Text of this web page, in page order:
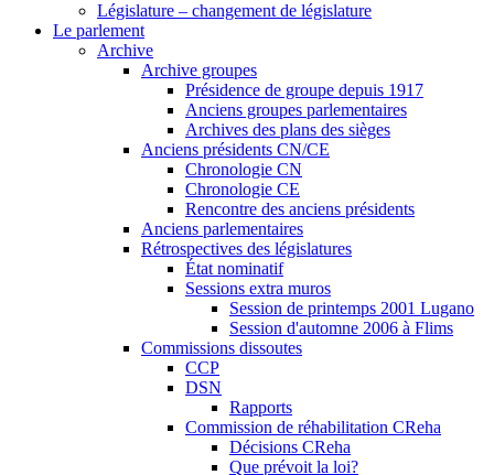
Législature – changement de législature
Le parlement
Archive
Archive groupes
Présidence de groupe depuis 1917
Anciens groupes parlementaires
Archives des plans des sièges
Anciens présidents CN/CE
Chronologie CN
Chronologie CE
Rencontre des anciens présidents
Anciens parlementaires
Rétrospectives des législatures
État nominatif
Sessions extra muros
Session de printemps 2001 Lugano
Session d'automne 2006 à Flims
Commissions dissoutes
CCP
DSN
Rapports
Commission de réhabilitation CReha
Décisions CReha
Que prévoit la loi?